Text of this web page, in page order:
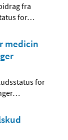
fra
for…
medicin
for
…